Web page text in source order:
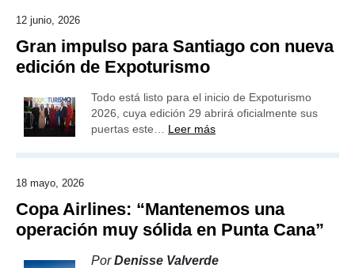
12 junio, 2026
Gran impulso para Santiago con nueva
edición de Expoturismo
Todo está listo para el inicio de Expoturismo
2026, cuya edición 29 abrirá oficialmente sus
puertas este… Leer más
18 mayo, 2026
Copa Airlines: “Mantenemos una
operación muy sólida en Punta Cana”
PorDenisse Valverde